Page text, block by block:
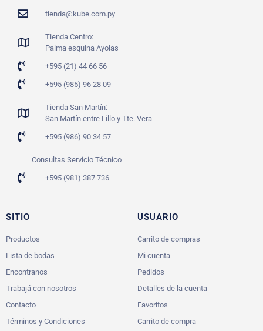
tienda@kube.com.py
Tienda Centro:
Palma esquina Ayolas
+595 (21) 44 66 56
+595 (985) 96 28 09
Tienda San Martín:
San Martín entre Lillo y Tte. Vera
+595 (986) 90 34 57
Consultas Servicio Técnico
+595 (981) 387 736
SITIO
Productos
Lista de bodas
Encontranos
Trabajá con nosotros
Contacto
Términos y Condiciones
USUARIO
Carrito de compras
Mi cuenta
Pedidos
Detalles de la cuenta
Favoritos
Carrito de compra